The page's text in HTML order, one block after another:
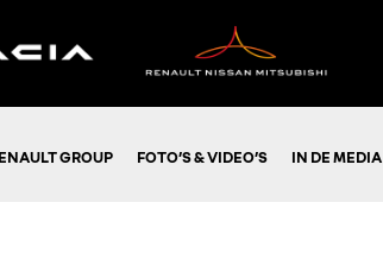
GROUP FOTO’S & VIDEO’S IN DE MEDIA